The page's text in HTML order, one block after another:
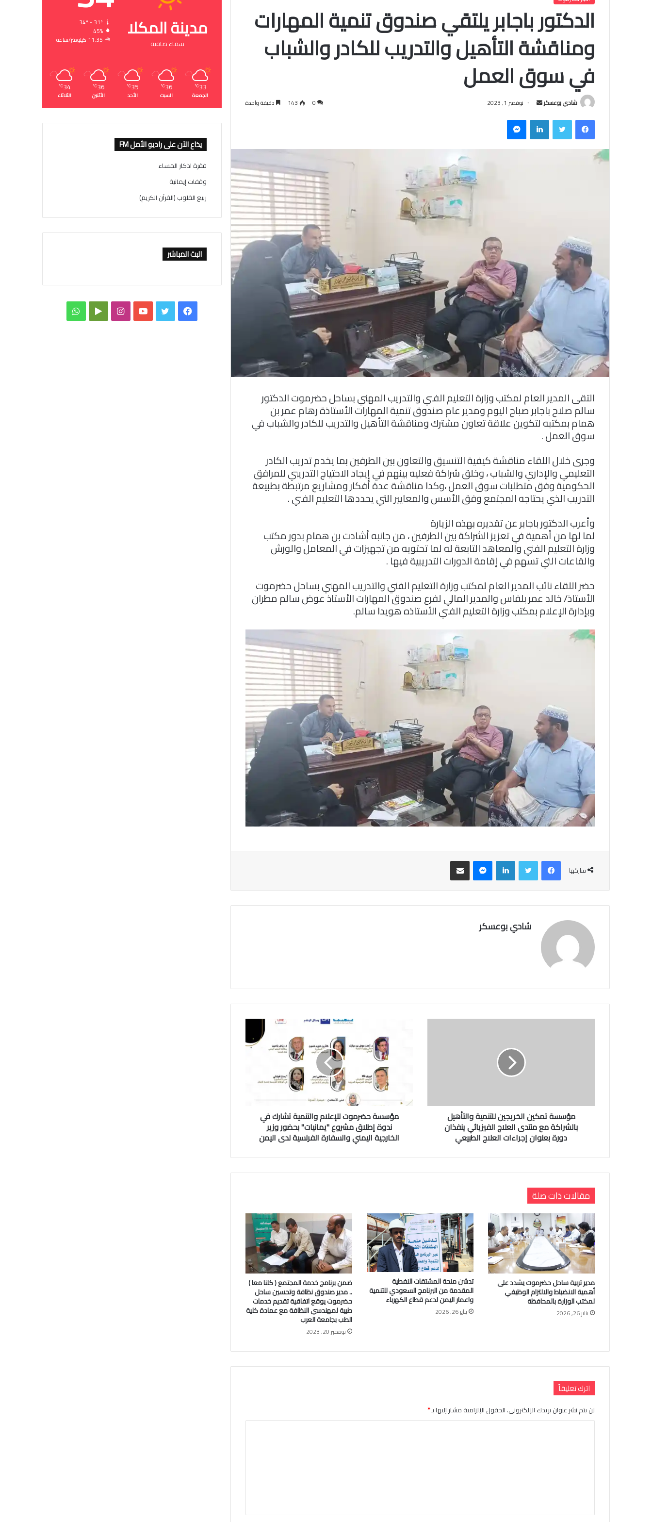
الدكتور باجابر يلتقي صندوق تنمية المهارات
ومناقشة التأهيل والتدريب للكادر والشباب
في سوق العمل
شادي بوعسكر
أرسل
إلكترونيا
نوفمبر 1, 2023 0
143 دقيقة واحدة
فيسبوكتويتر لينكدإن ماسنجر
التقى المدير العام لمكتب وزارة التعليم الفني والتدريب المهني بساحل حضرموت الدكتور
سالم صلاح باجابر صباح اليوم ومدير عام صندوق تنمية المهارات الأستاذة رهام عمر بن
همام بمكتبه لتكوين علاقة تعاون مشترك ومناقشة التأهيل والتدريب للكادر والشباب في
سوق العمل .
وجرى خلال اللقاء مناقشة كيفية التنسيق والتعاون بين الطرفين بما يخدم تدريب الكادر
التعليمي والإداري والشباب ، وخلق شراكة فعليه بينهم في إيجاد الاحتياج التدريبي للمرافق
الحكومية وفق متطلبات سوق العمل ،وكدا مناقشة عدة أفكار ومشاريع مرتبطة بطبيعة
التدريب الذي يحتاجه المجتمع وفق الأسس والمعايير التي يحددها التعليم الفني .
وأعرب الدكتور باجابر عن تقديره بهذه الزيارة
لما لها من أهمية في تعزيز الشراكة بين الطرفين ، من جانبه أشادت بن همام بدور مكتب
وزارة التعليم الفني والمعاهد التابعة له لما تحتويه من تجهيزات في المعامل والورش
والقاعات التي تسهم في إقامة الدورات التدريبية فيها .
حضر اللقاء نائب المدير العام لمكتب وزارة التعليم الفني والتدريب المهني بساحل حضرموت
الأستاذ/ خالد عمر بلفاس والمدير المالي لفرع صندوق المهارات الأستاذ عوض سالم مطران
وبإدارة الإعلام بمكتب وزارة التعليم الفني الأستاذه هويدا سالم.
شاركها
فيسبوكتويتر لينكدإن ماسنجر مشاركة عبر البريد
شادي بوعسكر
مؤسسة تمكين الخريجين للتنمية والتأهيل
بالشراكة مع منتدى العلاج الفيزيائي ينفذان
دورة بعنوان إجراءات العلاج الطبيعي
مؤسسة حضرموت للإعلام والتنمية تشارك في
ندوة إطلاق مشروع "يمانيات" بحضور وزير
الخارجية اليمني والسفارة الفرنسية لدى اليمن
مقالات ذات صلة
مدير تربية ساحل حضرموت يشدد على
أهمية الانضباط والالتزام الوظيفي
لمكتب الوزارة بالمحافظة
يناير 26, 2026
تدشن منحة المشتقات النفطية
المقدمة من البرنامج السعودي للتنمية
واعمار اليمن لدعم قطاع الكهرباء
يناير 26, 2026
ضمن برنامج خدمة المجتمع ( كلنا معا )
.. مدير صندوق نظافة وتحسين ساحل
حضرموت يوقع اتفاقية تقديم خدمات
طبية لمهندسي النظافة مع عمادة كلية
الطب بجامعة العرب
نوفمبر 20, 2023
اترك تعليقاً
لن يتم نشر عنوان بريدك الإلكتروني.الحقول الإلزامية مشار إليها بـ*
ق
مدينة المكلا
سماء صافية
45%
11.35 كيلومتر/ساعة
33
℃
الجمعة
36
℃
السبت
35
℃
الأحد
36
℃
الأثنين
34
℃
الثلاثاء
يذاع الآن على راديو الأمل FM
فقرة اذكار المساء
وقفات إيمانية
ربيع القلوب (القرآن الكريم)
البث المباشر
فيسبوكتويتر يوتيوبانستقرام‏Googleواتساب